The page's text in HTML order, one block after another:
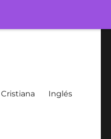
Inglés